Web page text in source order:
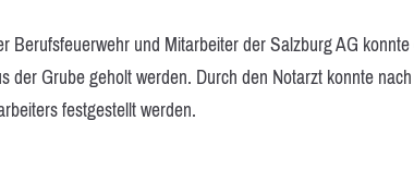
Berufsfeuerwehr und Mitarbeiter der Salzburg AG
der Grube geholt werden. Durch den Notarzt konnte
festgestellt werden.